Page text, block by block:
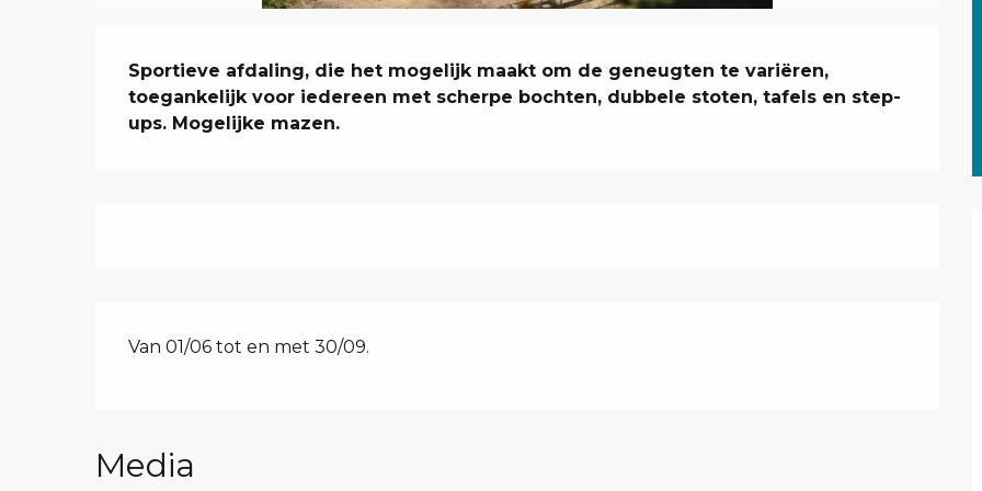
Beschrijving
Sportieve afdaling, die het mogelijk maakt om de geneugten te variëren,
toegankelijk voor iedereen met scherpe bochten, dubbele stoten, tafels en step-
ups. Mogelijke mazen.
Van 01/06 tot en met 30/09.
Media